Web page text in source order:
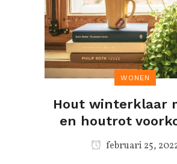
WONEN
Hout winterklaar
en houtrot
februari 25,